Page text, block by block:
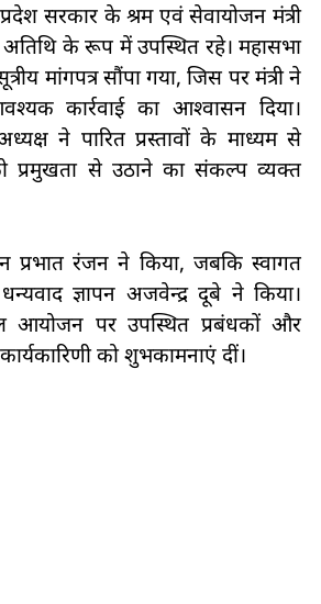
सरकार के श्रम एवं सेवायोजन मंत्री
के रूप में उपस्थित रहे। महासभा
मांगपत्र सौंपा गया, जिस पर मंत्री ने
कार्रवाई का आश्वासन दिया।
ने पारित प्रस्तावों के माध्यम से
प्रमुखता से उठाने का संकल्प व्यक्त
प्रभात रंजन ने किया, जबकि स्वागत
ज्ञापन अजवेन्द्र दूबे ने किया।
पर उपस्थित प्रबंधकों और
को शुभकामनाएं दीं।